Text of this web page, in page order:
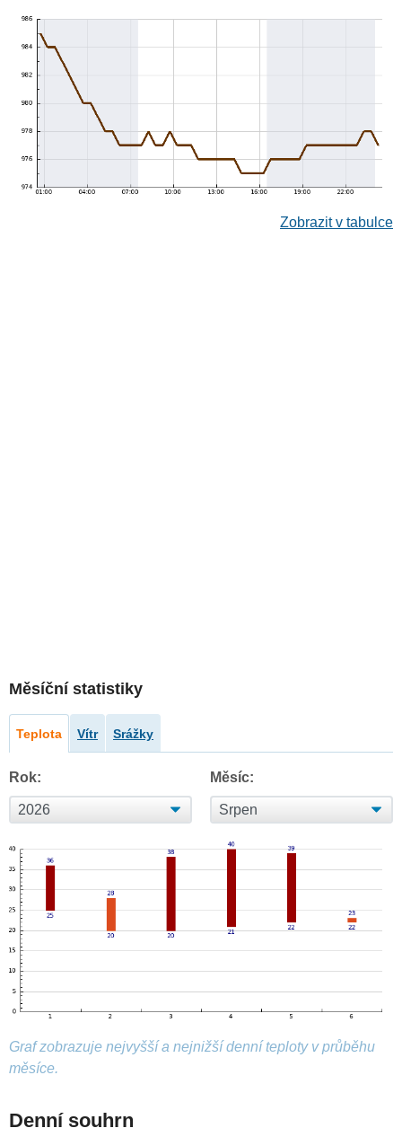
Zobrazit v tabulce
Měsíční statistiky
Teplota Vítr Srážky
Rok: Měsíc:
Graf zobrazuje nejvyšší a nejnižší denní teploty v průběhu
měsíce.
Denní souhrn